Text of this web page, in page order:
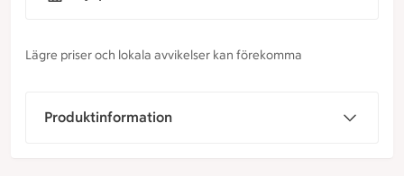
Lägre priser och lokala avvikelser kan förekomma
Produktinformation